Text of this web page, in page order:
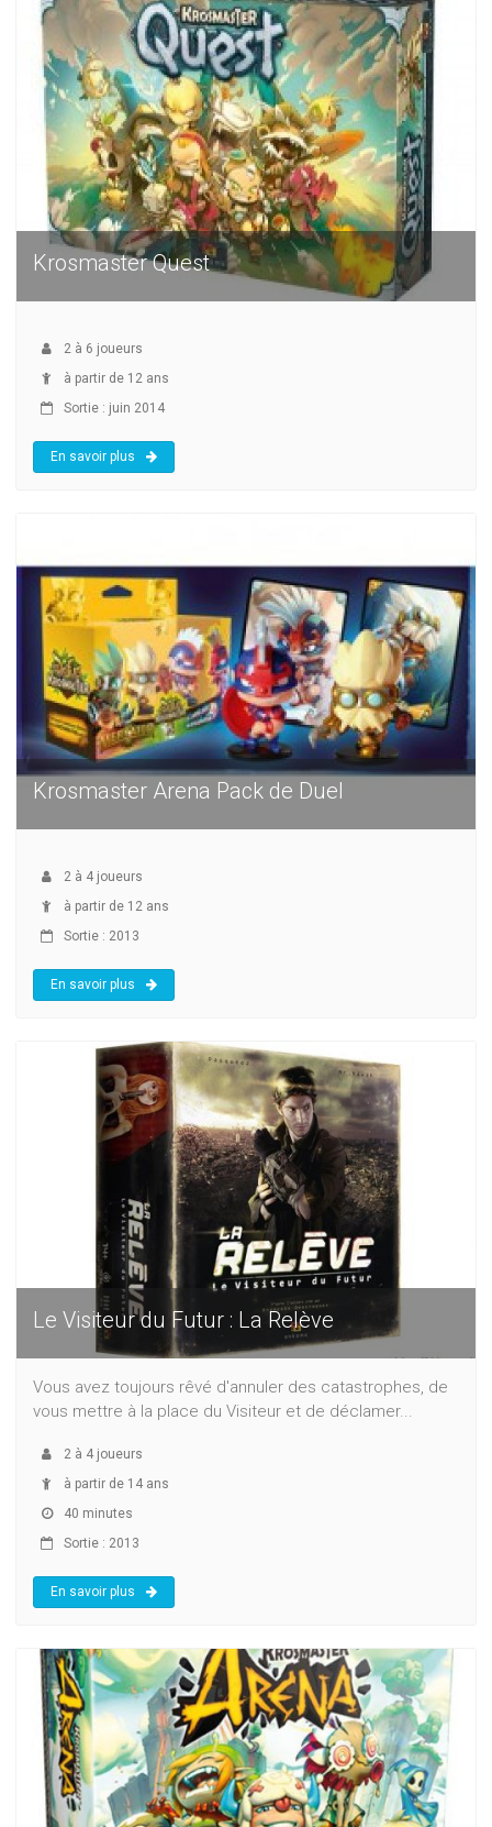
Krosmaster Quest
2 à 6 joueurs
à partir de 12 ans
Sortie : juin 2014
En savoir plus
Krosmaster Arena Pack de Duel
2 à 4 joueurs
à partir de 12 ans
Sortie : 2013
En savoir plus
Le Visiteur du Futur : La Relève
Vous avez toujours rêvé d'annuler des catastrophes, de
vous mettre à la place du Visiteur et de déclamer...
2 à 4 joueurs
à partir de 14 ans
40 minutes
Sortie : 2013
En savoir plus